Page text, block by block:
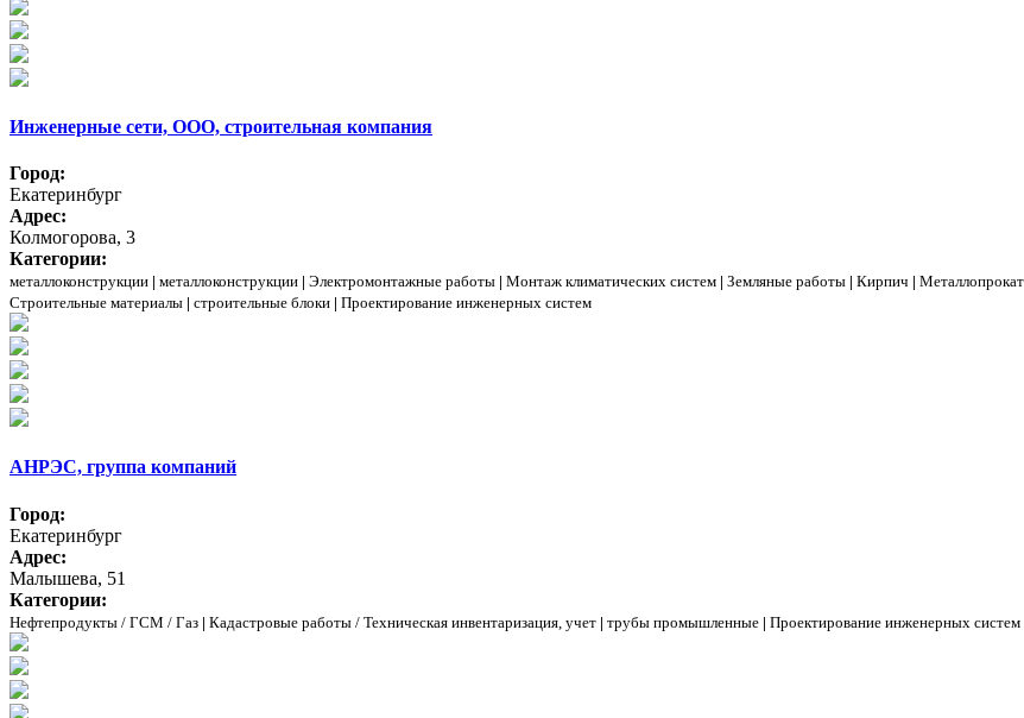
Инженерные сети, ООО, строительная компания
Город:
Екатеринбург
Адрес:
Колмогорова, 3
Категории:
металлоконструкции | металлоконструкции | Электромонтажные работы | Монтаж климатических систем | Земляные работы | Кирпич | Металлопрокат
Строительные материалы | строительные блоки | Проектирование инженерных систем
АНРЭС, группа компаний
Город:
Екатеринбург
Адрес:
Малышева, 51
Категории:
Нефтепродукты / ГСМ / Газ | Кадастровые работы / Техническая инвентаризация, учет | трубы промышленные | Проектирование инженерных систем